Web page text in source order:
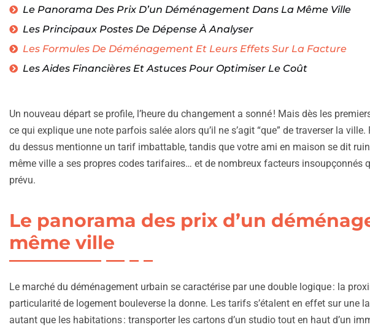
Le Panorama Des Prix D’un Déménagement Dans La Même Ville
Les Principaux Postes De Dépense À Analyser
Les Formules De Déménagement Et Leurs Effets Sur La Facture
Les Aides Financières Et Astuces Pour Optimiser Le Coût
Un nouveau départ se profile, l’heure du changement a sonné ! Mais dès les
ce qui explique une note parfois salée alors qu’il ne s’agit “que” de traverser la
du dessus mentionne un tarif imbattable, tandis que votre ami en maison se dit
même ville a ses propres codes tarifaires… et de nombreux facteurs insoupçonnés
prévu.
Le panorama des prix d’un
même ville
Le marché du déménagement urbain se caractérise par une double logique : la
particularité de logement bouleverse la donne. Les tarifs s’étalent en effet sur une
autant que les habitations : transporter les cartons d’un studio tout en haut d’un